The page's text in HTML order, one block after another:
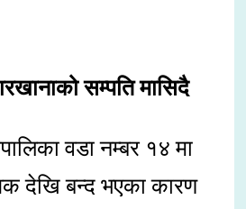
सम्पति मासिदै
वडा नम्बर १४ मा
देखि बन्द भएका कारण